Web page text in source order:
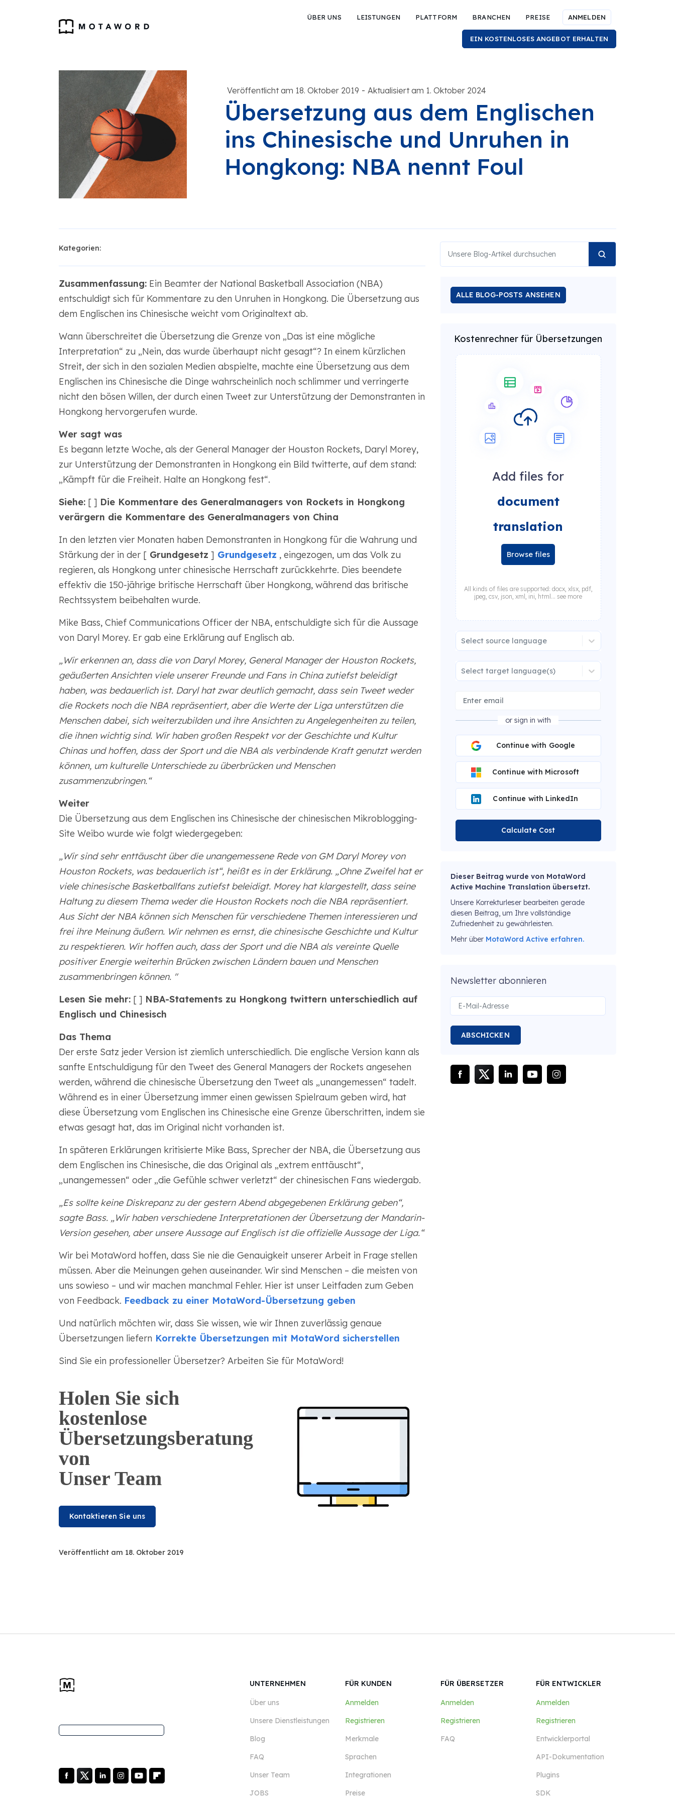
ÜBER UNS LEISTUNGEN PLATTFORM BRANCHEN PREISE ANMELDEN
EIN KOSTENLOSES ANGEBOT ERHALTEN
Veröffentlicht am 18. Oktober 2019 - Aktualisiert am 1. Oktober 2024
Übersetzung aus dem Englischen
ins Chinesische und Unruhen in
Hongkong: NBA nennt Foul
Kategorien:
Zusammenfassung:Ein Beamter der National Basketball Association (NBA)
entschuldigt sich für Kommentare zu den Unruhen in Hongkong. Die Übersetzung aus
dem Englischen ins Chinesische weicht vom Originaltext ab.
Wann überschreitet die Übersetzung die Grenze von „Das ist eine mögliche
Interpretation“ zu „Nein, das wurde überhaupt nicht gesagt“? In einem kürzlichen
Streit, der sich in den sozialen Medien abspielte, machte eine Übersetzung aus dem
Englischen ins Chinesische die Dinge wahrscheinlich noch schlimmer und verringerte
nicht den bösen Willen, der durch einen Tweet zur Unterstützung der Demonstranten in
Hongkong hervorgerufen wurde.
Wer sagt was
Es begann letzte Woche, als der General Manager der Houston Rockets, Daryl Morey,
zur Unterstützung der Demonstranten in Hongkong ein Bild twitterte, auf dem stand:
„Kämpft für die Freiheit. Halte an Hongkong fest“.
Siehe:[ ] Die Kommentare des Generalmanagers von Rockets in Hongkong
verärgern die Kommentare des Generalmanagers von China
In den letzten vier Monaten haben Demonstranten in Hongkong für die Wahrung und
Stärkung der in der [Grundgesetz ] Grundgesetz , eingezogen, um das Volk zu
regieren, als Hongkong unter chinesische Herrschaft zurückkehrte. Dies beendete
effektiv die 150-jährige britische Herrschaft über Hongkong, während das britische
Rechtssystem beibehalten wurde.
Mike Bass, Chief Communications Officer der NBA, entschuldigte sich für die Aussage
von Daryl Morey. Er gab eine Erklärung auf Englisch ab.
„Wir erkennen an, dass die von Daryl Morey, General Manager der Houston Rockets,
geäußerten Ansichten viele unserer Freunde und Fans in China zutiefst beleidigt
haben, was bedauerlich ist. Daryl hat zwar deutlich gemacht, dass sein Tweet weder
die Rockets noch die NBA repräsentiert, aber die Werte der Liga unterstützen die
Menschen dabei, sich weiterzubilden und ihre Ansichten zu Angelegenheiten zu teilen,
die ihnen wichtig sind. Wir haben großen Respekt vor der Geschichte und Kultur
Chinas und hoffen, dass der Sport und die NBA als verbindende Kraft genutzt werden
können, um kulturelle Unterschiede zu überbrücken und Menschen
zusammenzubringen.“
Weiter
Die Übersetzung aus dem Englischen ins Chinesische der chinesischen Mikroblogging-
Site Weibo wurde wie folgt wiedergegeben:
„Wir sind sehr enttäuscht über die unangemessene Rede von GM Daryl Morey von
Houston Rockets, was bedauerlich ist“, heißt es in der Erklärung. „Ohne Zweifel hat er
viele chinesische Basketballfans zutiefst beleidigt. Morey hat klargestellt, dass seine
Haltung zu diesem Thema weder die Houston Rockets noch die NBA repräsentiert.
Aus Sicht der NBA können sich Menschen für verschiedene Themen interessieren und
frei ihre Meinung äußern. Wir nehmen es ernst, die chinesische Geschichte und Kultur
zu respektieren. Wir hoffen auch, dass der Sport und die NBA als vereinte Quelle
positiver Energie weiterhin Brücken zwischen Ländern bauen und Menschen
zusammenbringen können. "
Lesen Sie mehr:[ ] NBA-Statements zu Hongkong twittern unterschiedlich auf
Englisch und Chinesisch
Das Thema
Der erste Satz jeder Version ist ziemlich unterschiedlich. Die englische Version kann als
sanfte Entschuldigung für den Tweet des General Managers der Rockets angesehen
werden, während die chinesische Übersetzung den Tweet als „unangemessen“ tadelt.
Während es in einer Übersetzung immer einen gewissen Spielraum geben wird, hat
diese Übersetzung vom Englischen ins Chinesische eine Grenze überschritten, indem sie
etwas gesagt hat, das im Original nicht vorhanden ist.
In späteren Erklärungen kritisierte Mike Bass, Sprecher der NBA, die Übersetzung aus
dem Englischen ins Chinesische, die das Original als „extrem enttäuscht“,
„unangemessen“ oder „die Gefühle schwer verletzt“ der chinesischen Fans wiedergab.
„Es sollte keine Diskrepanz zu der gestern Abend abgegebenen Erklärung geben“,
sagte Bass. „Wir haben verschiedene Interpretationen der Übersetzung der Mandarin-
Version gesehen, aber unsere Aussage auf Englisch ist die offizielle Aussage der Liga.“
Wir bei MotaWord hoffen, dass Sie nie die Genauigkeit unserer Arbeit in Frage stellen
müssen. Aber die Meinungen gehen auseinander. Wir sind Menschen – die meisten von
uns sowieso – und wir machen manchmal Fehler. Hier ist unser Leitfaden zum Geben
von Feedback. Feedback zu einer MotaWord-Übersetzung geben
Und natürlich möchten wir, dass Sie wissen, wie wir Ihnen zuverlässig genaue
Übersetzungen liefern Korrekte Übersetzungen mit MotaWord sicherstellen
Sind Sie ein professioneller Übersetzer? Arbeiten Sie für MotaWord!
Holen Sie sich
kostenlose
Übersetzungsberatung
von
Unser Team
Kontaktieren Sie uns
Veröffentlicht am 18. Oktober 2019
ALLE BLOG-POSTS ANSEHEN
Kostenrechner für Übersetzungen
Add files for
document
translation
Browse files
All kinds of files are supported: docx, xlsx, pdf,
jpeg, csv, json, xml, ini, html... see more
Select source language
Select target language(s)
or sign in with
Continue with Google
Continue with Microsoft
Continue with LinkedIn
Calculate Cost
Dieser Beitrag wurde von MotaWord
Active Machine Translation übersetzt.
Unsere Korrekturleser bearbeiten gerade
diesen Beitrag, um Ihre vollständige
Zufriedenheit zu gewährleisten.
Mehr über MotaWord Active erfahren.
Newsletter abonnieren
ABSCHICKEN
UNTERNEHMEN
Über uns
Unsere Dienstleistungen
Blog
FAQ
Unser Team
JOBS
FÜR KUNDEN
Anmelden
Registrieren
Merkmale
Sprachen
Integrationen
Preise
FÜR ÜBERSETZER
Anmelden
Registrieren
FAQ
FÜR ENTWICKLER
Anmelden
Registrieren
Entwicklerportal
API-Dokumentation
Plugins
SDK